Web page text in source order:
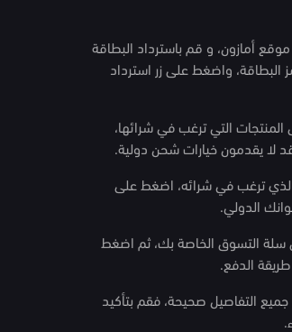
أمازون، و قم باسترداد البطاقة
البطاقة، واضغط على زر استرداد
التي ترغب في شرائها،
لا يقدمون خيارات شحن دولية.
الذي ترغب في شرائه، اضغط على
الدولي.
سلة التسوق الخاصة بك، ثم اضغط
الدفع.
التفاصيل صحيحة، فقم بتأكيد